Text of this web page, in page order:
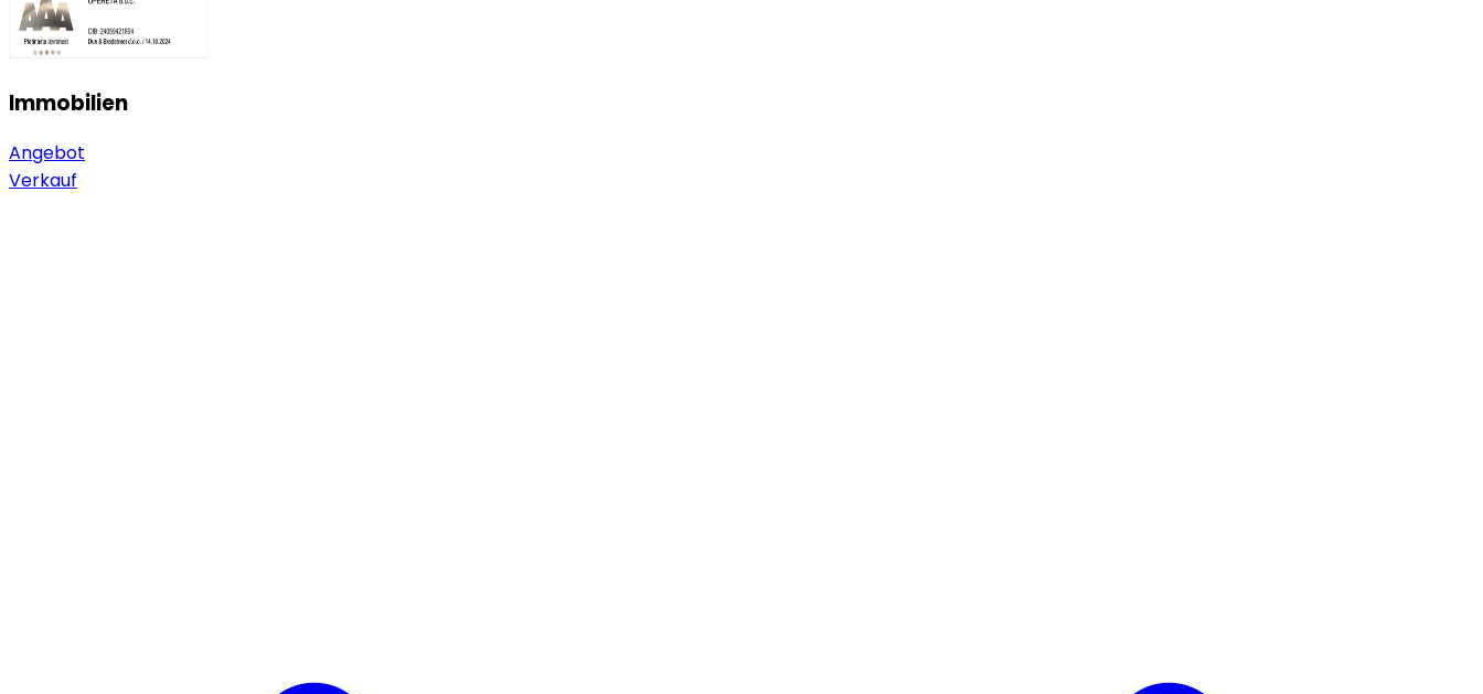
Immobilien
Angebot
Verkauf